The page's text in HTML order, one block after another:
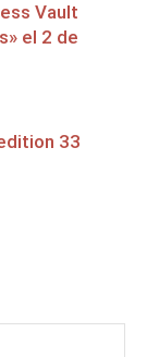
Vault
el 2 de
33